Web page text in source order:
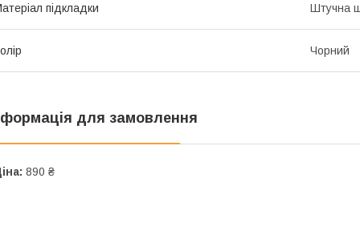
підкладки Штучна
Чорний
для замовлення
890 ₴